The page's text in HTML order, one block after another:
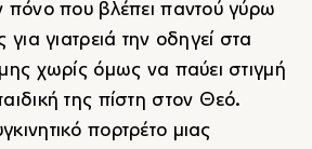
πόνο που βλέπει παντού γύρω
γιατρειά την οδηγεί στα
χωρίς όμως να παύει στιγμή
της πίστη στον Θεό.
πορτρέτο μιας